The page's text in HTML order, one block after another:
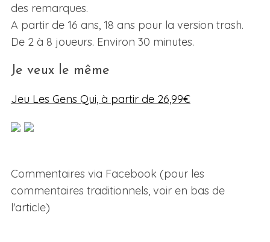
des remarques.
A partir de 16 ans, 18 ans pour la version trash.
De 2 à 8 joueurs. Environ 30 minutes.
Je veux le même
Jeu Les Gens Qui, à partir de 26,99€
Commentaires via Facebook (pour les
commentaires traditionnels, voir en bas de
l'article)